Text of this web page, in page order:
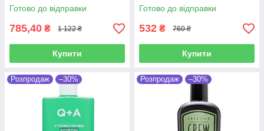
Готово до відправки
785,40 ₴ 1 122 ₴
Купити
Готово до відправки
532 ₴ 760 ₴
Купити
Розпродаж –30% Розпродаж –30%